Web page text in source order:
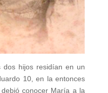
dos hijos residían en un
10, en la entonces
conocer María a la